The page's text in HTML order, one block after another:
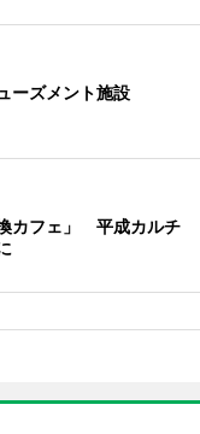
ーズメント施設
カフェ」 平成カルチ